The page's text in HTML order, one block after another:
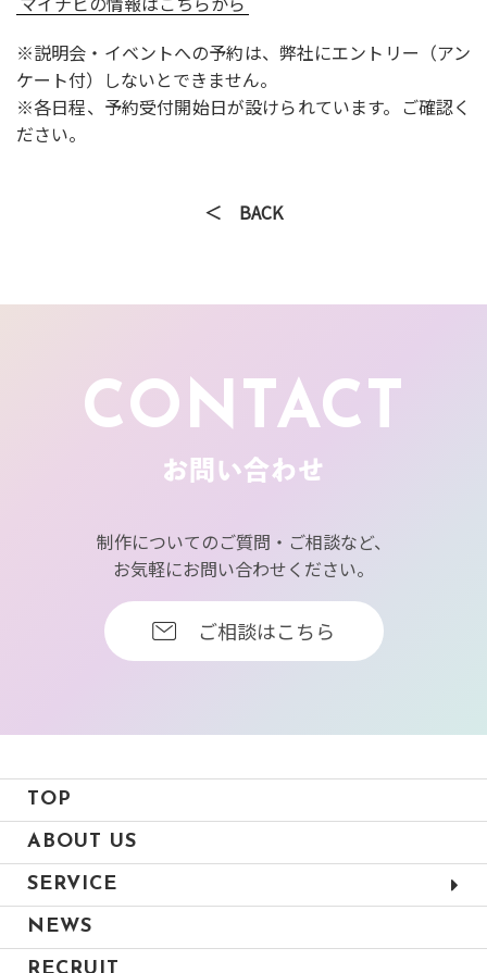
※説明会・イベントへの予約は、弊社にエントリー（アン
ケート付）しないとできません。
※各日程、予約受付開始日が設けられています。ご確認く
ださい。
＜ BACK
CONTACT
お問い合わせ
制作についてのご質問・ご相談など、
お気軽にお問い合わせください。
ご相談はこちら
TOP
ABOUT US
SERVICE
WEB
DTP
NEWS